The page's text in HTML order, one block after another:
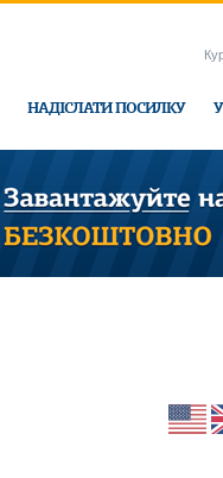
НАДІСЛАТИ ПОСИЛКУ
в офісі Ukraine-